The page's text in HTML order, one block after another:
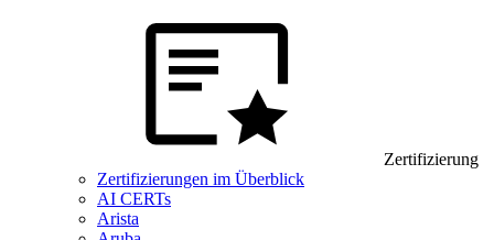
Zertifizierung
Zertifizierungen im Überblick
AI CERTs
Arista